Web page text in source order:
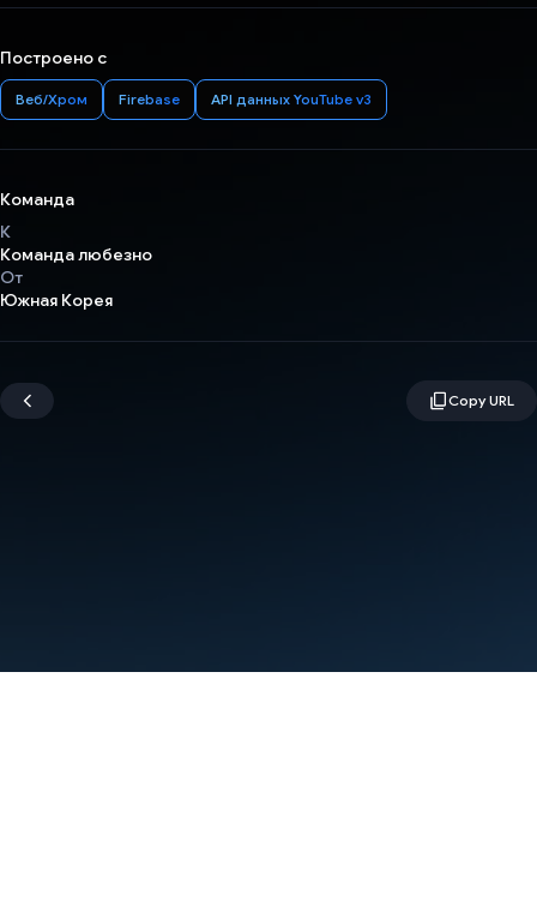
Построено с
Веб/Хром Firebase API данных YouTube v3
Команда
К
Команда любезно
От
Южная Корея